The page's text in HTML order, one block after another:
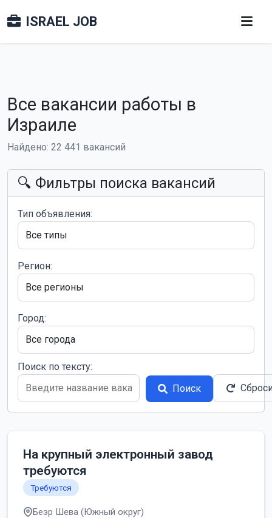
ISRAEL JOB
Все вакансии работы в
Израиле
Найдено: 22 441 вакансий
🔍 Фильтры поиска вакансий
Тип объявления:
Регион:
Город:
Поиск по тексту:
Поиск
На крупный электронный завод
требуются
Требуются
Беэр Шева (Южный округ)